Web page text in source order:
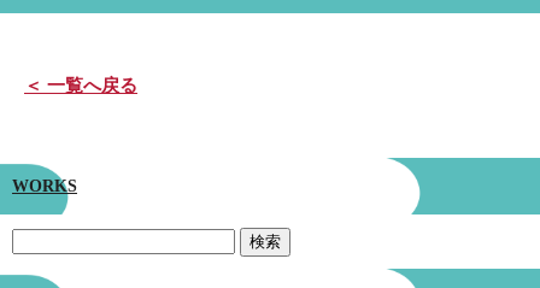
＜ 一覧へ戻る
WORKS